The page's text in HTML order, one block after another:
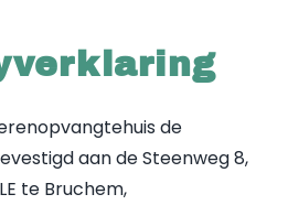
de
aan de Steenweg 8,
te Bruchem,